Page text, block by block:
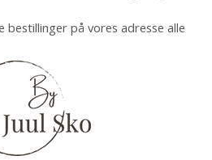
bestillinger på vores adresse alle